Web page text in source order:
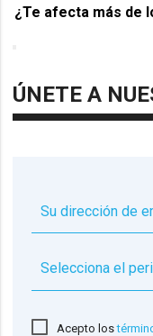
¿Te afecta más de
ÚNETE A
Acepto los